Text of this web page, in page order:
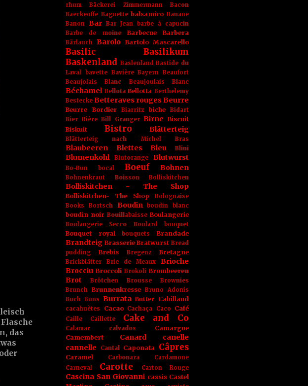
das
rhum
Bäckerei Zimmermann
Bacon
Baeckeoffe Baguette balsamico Banane
Banon Bar Bar Jean
barbe à capucin
Barbe de moine
Barbecue Barbera
Bärlauch Barolo Bartolo Mascarello
Basilic
Basilikum
Baskenland Baslenland Bastide du
Laval
bavette Bavière Bayern Beaufort
Beaujolais Blanc
Beaujoulais Blanc
Béchamel Bellota Bellotta Berthelemy
Bestecke Betteraves rouges Beurre
Beurre Bordier Biarritz biche
Bidart
Bier Bière Bill Granger Birne
Biscuit
Biskuit
Bistro Blätterteig
Blätterteig nach Michel Bras
Blaubeeren Blettes Bleu Blini
Blumenkohl Blutorange Blutwurst
Bo-Bun bocal Boeuf Bohnen
Bohnenkraut Boisson Bolliskitchen
Bolliskitchen - The Shop
Bolliskitchen- The Shop
Bolognaise
Books
Bortsch Boudin boudin blanc
boudin noir Bouillabaisse Boulangerie
Boulangerie Secco Boulard bouquet
Bouquet royal bouquets Brandade
Brandteig Brasserie Bratwurst Bread
pudding
Brebis Bregenz Bretagne
Brickblätter Brie de Meaux
Brioche
Brocciu Broccoli Brokoli Brombeeren
Brot Brötchen Brousse
Brownies
Brunch Brunnenkresse Bruno Adonis
Buch Buns Burrata Butter Cabillaud
cacahuètes Cacao Cachaça Caco Café
Caille Caillette Cake and Co
Calamar calvados
Camargue
Camembert
Canard
canelle
cannelle
Cantal Caponata Câpres
Caramel Carbonara
Cardamone
Carneval
Carotte Carton Rouge
Cascina San Giovanni cassis Castel